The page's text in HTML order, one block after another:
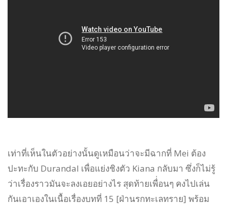
เท่าที่เห็นในตัวอย่างนั้นดูเหมือนว่าจะมีฉากที่ Mei ต้อง
ปะทะกับ Durandal เพื่อแย่งชิงตัว Kiana กลับมา ซึ่งก็ไม่รู้
ว่าเรื่องราวมันจะลงเอยอย่างไร สุดท้ายเพื่่อนๆ คงไปเล่น
กันเอาเองในเนื้อเรื่องบทที่ 15 [ฝ่านรกทะเลทราย] พร้อม